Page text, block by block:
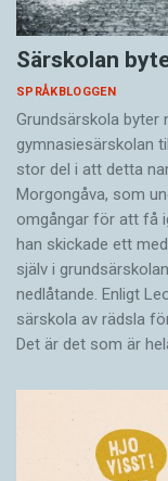
Särskolan
SPRÅKBLOGGEN
Grundsärskola byter
gymnasiesärskolan
stor del i att detta
Morgongåva, som
omgångar för att få
han skickade ett
själv i
nedlåtande. Enligt
särskola av rädsla
Det är det som är